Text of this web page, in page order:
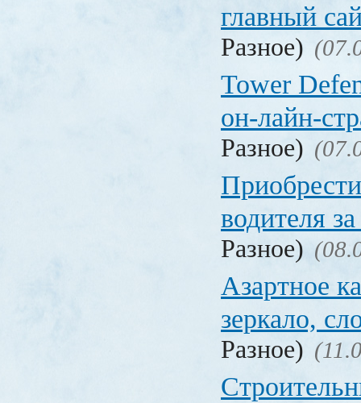
главный
Разное)
Tower
он-лайн-
Разное)
водителя
Разное)
Азартное
зеркало,
Разное)